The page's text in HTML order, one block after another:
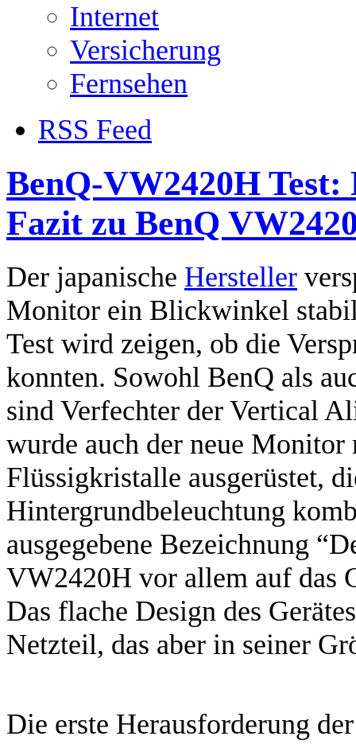
Internet
Versicherung
Fernsehen
RSS Feed
BenQ-VW2420H
Fazit zu BenQ
Der japanische Hersteller
Monitor ein Blickwinkel
Test wird zeigen, ob die
konnten. Sowohl BenQ als
sind Verfechter der Vertical
wurde auch der neue
Flüssigkristalle ausgerüstet,
Hintergrundbeleuchtung
ausgegebene Bezeichnung
VW2420H vor allem auf das
Das flache Design des
Netzteil, das aber in seiner
Die erste Herausforderung